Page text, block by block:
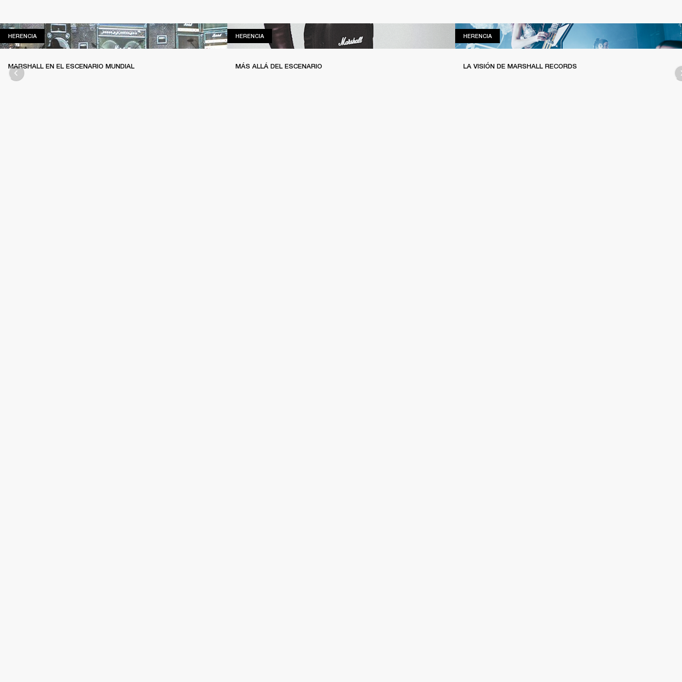
HERENCIAHERENCIA
MARSHALL EN EL ESCENARIO MUNDIAL
HERENCIAHERENCIA
MÁS ALLÁ DEL ESCENARIO
HERENCIAHERENCIA
LA VISIÓN DE MARSHALL RECORDS